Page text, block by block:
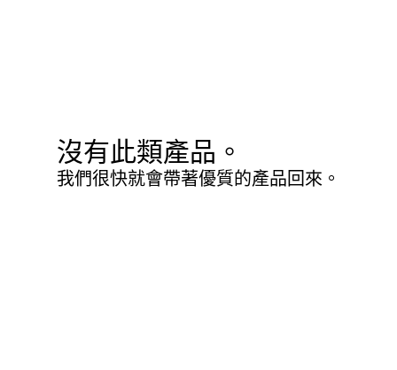
沒有此類產品。
我們很快就會帶著優質的產品回來。